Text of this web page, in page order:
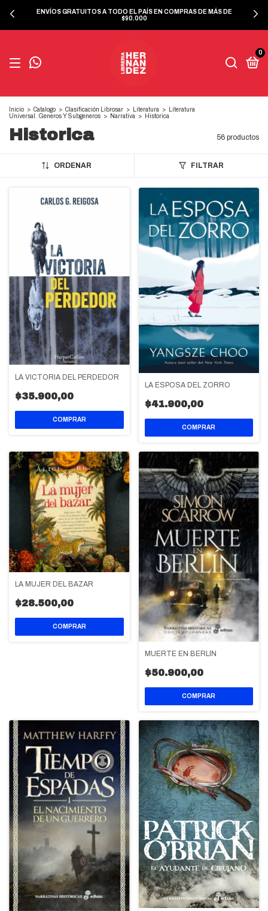
ENVÍOS GRATUITOS A TODO EL PAÍS EN COMPRAS DE MÁS DE
$90.000
0
Inicio > Catalogo > Clasificación Librosar > Literatura >
Literatura
Universal. Generos Y Subgeneros > Narrativa > Historica
Historica 56 productos
ORDENAR FILTRAR
LA VICTORIA DEL PERDEDOR
$35.900,00
LA ESPOSA DEL ZORRO
$41.900,00
LA MUJER DEL BAZAR
$28.500,00
MUERTE EN BERLÍN
$50.900,00